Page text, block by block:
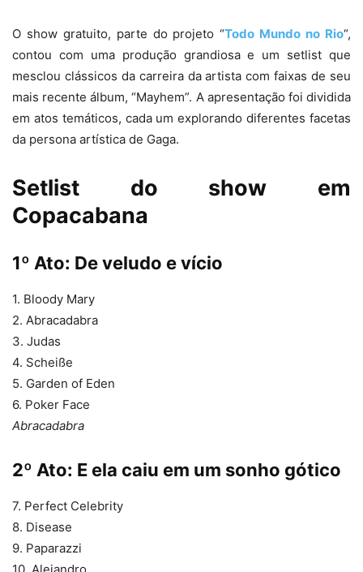
O show gratuito, parte do projeto “Todo Mundo no Rio“,
contou com uma produção grandiosa e um setlist que
mesclou clássicos da carreira da artista com faixas de seu
mais recente álbum, “Mayhem”. A apresentação foi dividida
em atos temáticos, cada um explorando diferentes facetas
da persona artística de Gaga.
Setlist do show em
Copacabana
1º Ato: De veludo e vício
1. Bloody Mary
2. Abracadabra
3. Judas
4. Scheiße
5. Garden of Eden
6. Poker Face
Abracadabra
2º Ato: E ela caiu em um sonho gótico
7. Perfect Celebrity
8. Disease
9. Paparazzi